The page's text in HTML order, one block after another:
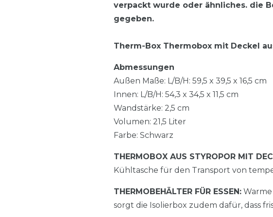
verpackt wurde oder ähnliches. die
gegeben.
Therm-Box Thermobox mit Deckel
Abmessungen
Außen Maße: L/B/H: 59,5 x 39,5 x 16,5 cm
Innen: L/B/H: 54,3 x 34,5 x 11,5 cm
Wandstärke: 2,5 cm
Volumen: 21,5 Liter
Farbe: Schwarz
THERMOBOX AUS STYROPOR MIT
Kühltasche für den Transport von
THERMOBEHÄLTER FÜR ESSEN:
sorgt die Isolierbox zudem dafür, dass